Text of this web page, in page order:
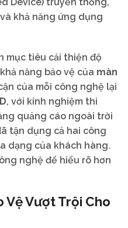
khả năng ứng dụng
mục tiêu cải thiện độ
năng bảo vệ của màn
của mỗi công nghệ lại
, với kinh nghiệm thi
quảng cáo ngoài trời
tận dụng cả hai công
dạng của khách hàng.
nghệ để hiểu rõ hơn
Vệ Vượt Trội Cho